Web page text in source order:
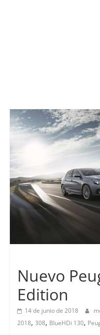
Nuevo
Edition
14 de junio de 2018
2018, 308, BlueHDi 130,